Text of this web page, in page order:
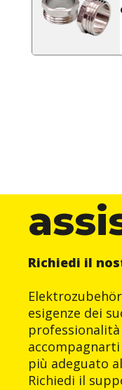
Richiedi il
esigenze dei
più adeguato
Richiedi il